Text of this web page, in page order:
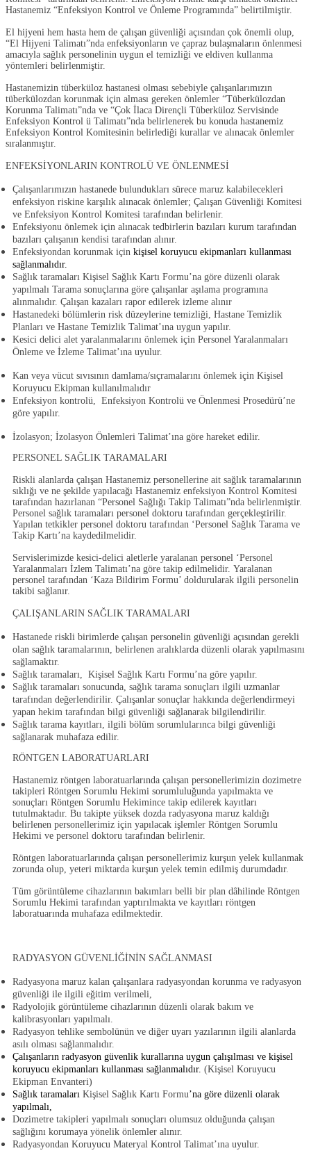
Hastanemiz “Enfeksiyon Kontrol ve Önleme Programında” belirtilmiştir.
El hijyeni hem hasta hem de çalışan güvenliği açısından çok önemli olup,
“El Hijyeni Talimatı”nda enfeksiyonların ve çapraz bulaşmaların önlenmesi
amacıyla sağlık personelinin uygun el temizliği ve eldiven kullanma
yöntemleri belirlenmiştir.
Hastanemizin tüberküloz hastanesi olması sebebiyle çalışanlarımızın
tüberkülozdan korunmak için alması gereken önlemler “Tüberkülozdan
Korunma Talimatı”nda ve “Çok İlaca Dirençli Tüberküloz Servisinde
Enfeksiyon Kontrol ü Talimatı”nda belirlenerek bu konuda hastanemiz
Enfeksiyon Kontrol Komitesinin belirlediği kurallar ve alınacak önlemler
sıralanmıştır.
ENFEKSİYONLARIN KONTROLÜ VE ÖNLENMESİ
Çalışanlarımızın hastanede bulundukları sürece maruz kalabilecekleri
enfeksiyon riskine karşılık alınacak önlemler; Çalışan Güvenliği Komitesi
ve Enfeksiyon Kontrol Komitesi tarafından belirlenir.
Enfeksiyonu önlemek için alınacak tedbirlerin bazıları kurum tarafından
bazıları çalışanın kendisi tarafından alınır.
Enfeksiyondan korunmak için kişisel koruyucu ekipmanları kullanması
sağlanmalıdır.
Sağlık taramaları Kişisel Sağlık Kartı Formu’na göre düzenli olarak
yapılmalı Tarama sonuçlarına göre çalışanlar aşılama programına
alınmalıdır. Çalışan kazaları rapor edilerek izleme alınır
Hastanedeki bölümlerin risk düzeylerine temizliği, Hastane Temizlik
Planları ve Hastane Temizlik Talimat’ına uygun yapılır.
Kesici delici alet yaralanmalarını önlemek için Personel Yaralanmaları
Önleme ve İzleme Talimat’ına uyulur.
Kan veya vücut sıvısının damlama/sıçramalarını önlemek için Kişisel
Koruyucu Ekipman kullanılmalıdır
Enfeksiyon kontrolü, Enfeksiyon Kontrolü ve Önlenmesi Prosedürü’ne
göre yapılır.
İzolasyon; İzolasyon Önlemleri Talimat’ına göre hareket edilir.
PERSONEL SAĞLIK TARAMALARI
Riskli alanlarda çalışan Hastanemiz personellerine ait sağlık taramalarının
sıklığı ve ne şekilde yapılacağı Hastanemiz enfeksiyon Kontrol Komitesi
tarafından hazırlanan “Personel Sağlığı Takip Talimatı”nda belirlenmiştir.
Personel sağlık taramaları personel doktoru tarafından gerçekleştirilir.
Yapılan tetkikler personel doktoru tarafından ‘Personel Sağlık Tarama ve
Takip Kartı’na kaydedilmelidir.
Servislerimizde kesici-delici aletlerle yaralanan personel ‘Personel
Yaralanmaları İzlem Talimatı’na göre takip edilmelidir. Yaralanan
personel tarafından ‘Kaza Bildirim Formu’ doldurularak ilgili personelin
takibi sağlanır.
ÇALIŞANLARIN SAĞLIK TARAMALARI
Hastanede riskli birimlerde çalışan personelin güvenliği açısından gerekli
olan sağlık taramalarının, belirlenen aralıklarda düzenli olarak yapılmasını
sağlamaktır.
Sağlık taramaları, Kişisel Sağlık Kartı Formu’na göre yapılır.
Sağlık taramaları sonucunda, sağlık tarama sonuçları ilgili uzmanlar
tarafından değerlendirilir. Çalışanlar sonuçlar hakkında değerlendirmeyi
yapan hekim tarafından bilgi güvenliği sağlanarak bilgilendirilir.
Sağlık tarama kayıtları, ilgili bölüm sorumlularınca bilgi güvenliği
sağlanarak muhafaza edilir.
RÖNTGEN LABORATUARLARI
Hastanemiz röntgen laboratuarlarında çalışan personellerimizin dozimetre
takipleri Röntgen Sorumlu Hekimi sorumluluğunda yapılmakta ve
sonuçları Röntgen Sorumlu Hekimince takip edilerek kayıtları
tutulmaktadır. Bu takipte yüksek dozda radyasyona maruz kaldığı
belirlenen personellerimiz için yapılacak işlemler Röntgen Sorumlu
Hekimi ve personel doktoru tarafından belirlenir.
Röntgen laboratuarlarında çalışan personellerimiz kurşun yelek kullanmak
zorunda olup, yeteri miktarda kurşun yelek temin edilmiş durumdadır.
Tüm görüntüleme cihazlarının bakımları belli bir plan dâhilinde Röntgen
Sorumlu Hekimi tarafından yaptırılmakta ve kayıtları röntgen
laboratuarında muhafaza edilmektedir.
RADYASYON GÜVENLİĞİNİN SAĞLANMASI
Radyasyona maruz kalan çalışanlara radyasyondan korunma ve radyasyon
güvenliği ile ilgili eğitim verilmeli,
Radyolojik görüntüleme cihazlarının düzenli olarak bakım ve
kalibrasyonları yapılmalı.
Radyasyon tehlike sembolünün ve diğer uyarı yazılarının ilgili alanlarda
asılı olması sağlanmalıdır.
Çalışanların radyasyon güvenlik kurallarına uygun çalışılması ve kişisel
koruyucu ekipmanları kullanması sağlanmalıdır. (Kişisel Koruyucu
Ekipman Envanteri)
Sağlık taramaları Kişisel Sağlık Kartı Formu’na göre düzenli olarak
yapılmalı,
Dozimetre takipleri yapılmalı sonuçları olumsuz olduğunda çalışan
sağlığını korumaya yönelik önlemler alınır.
Radyasyondan Koruyucu Materyal Kontrol Talimat’ına uyulur.